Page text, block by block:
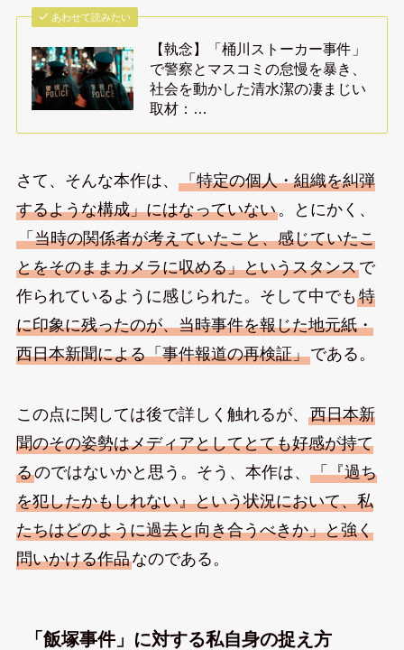
あわせて読みたい
【執念】「桶川ストーカー事件」
で警察とマスコミの怠慢を暴き、
社会を動かした清水潔の凄まじい
取材：…
さて、そんな本作は、 「特定の個人・組織を糾弾
するような構成」にはなっていない。とにかく、
「当時の関係者が考えていたこと、感じていたこ
とをそのままカメラに収める」というスタンスで
作られているように感じられた。そして中でも特
に印象に残ったのが、当時事件を報じた地元紙・
西日本新聞による「事件報道の再検証」である。
この点に関しては後で詳しく触れるが、 西日本新
聞のその姿勢はメディアとしてとても好感が持て
るのではないかと思う。そう、本作は、 「『過ち
を犯したかもしれない』という状況において、私
たちはどのように過去と向き合うべきか」と強く
問いかける作品なのである。
「飯塚事件」に対する私自身の捉え方